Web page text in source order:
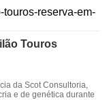
Touros
da Scot Consultoria,
e de genética durante